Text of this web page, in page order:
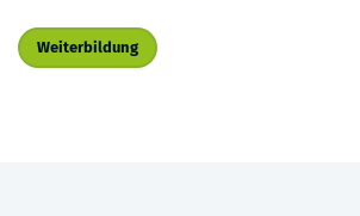
Weiterbildung